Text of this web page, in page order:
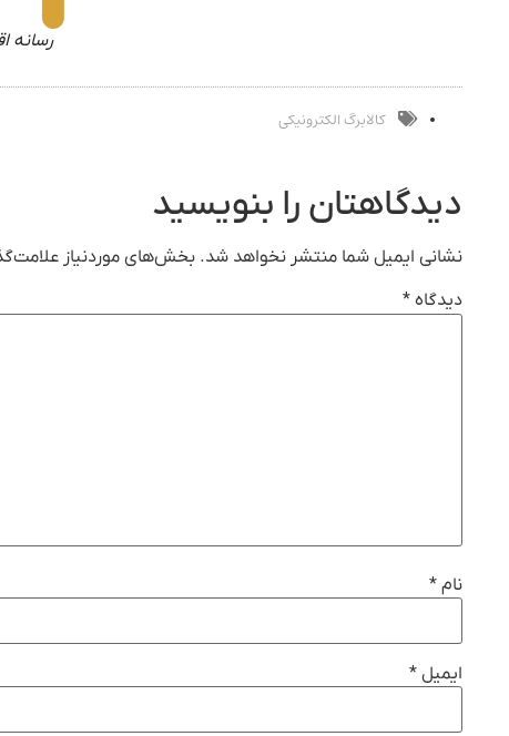
رسانه
کالابرگ الکترونیکی
دیدگاهتان را بنویسید
نشانی ایمیل شما منتشر نخواهد شد. بخش‌های موردنیاز
دیدگاه *
نام *
ایمیل *